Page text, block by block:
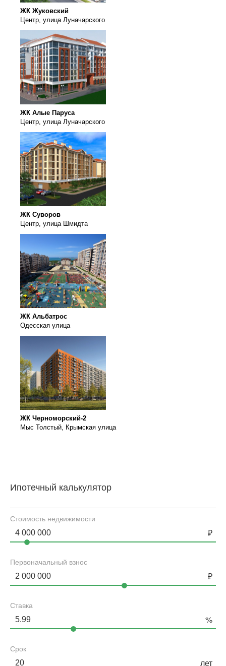
ЖК Жуковский
Центр, улица Луначарского
ЖК Алые Паруса
Центр, улица Луначарского
ЖК Суворов
Центр, улица Шмидта
ЖК Альбатрос
Одесская улица
ЖК Черноморский-2
Мыс Толстый, Крымская улица
Ипотечный калькулятор
Стоимость недвижимости
Первоначальный взнос
Ставка
Срок